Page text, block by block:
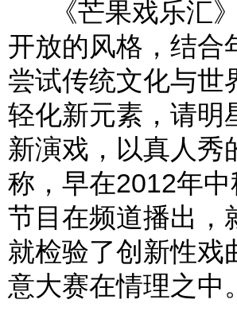
《芒果戏乐汇》
开放的风格，结合
尝试传统文化与世
轻化新元素，请明
新演戏，以真人秀
称，早在2012年
节目在频道播出，
就检验了创新性戏
意大赛在情理之中